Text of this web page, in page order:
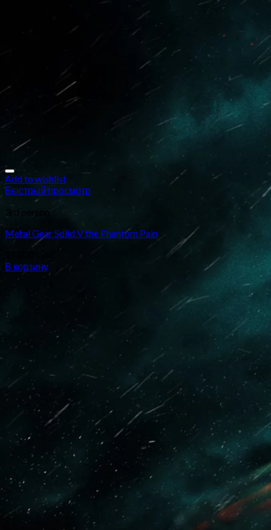
Add to wishlist
Быстрый просмотр
3rd person
Metal Gear Solid V the Phantom Pain
В корзину